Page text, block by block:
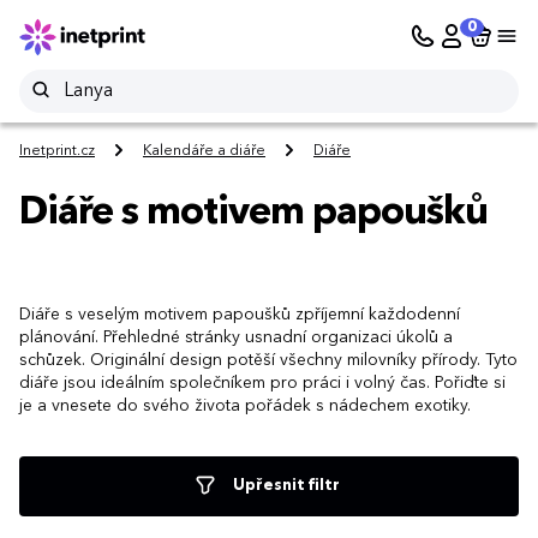
0
Inetprint.cz Kalendáře a diáře Diáře
Diáře s motivem papoušků
Diáře s veselým motivem papoušků zpříjemní každodenní
plánování. Přehledné stránky usnadní organizaci úkolů a
schůzek. Originální design potěší všechny milovníky přírody. Tyto
diáře jsou ideálním společníkem pro práci i volný čas. Pořiďte si
je a vnesete do svého života pořádek s nádechem exotiky.
Upřesnit filtr